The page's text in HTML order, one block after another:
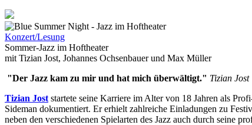
Konzert/Lesung
Sommer-Jazz im Hoftheater
mit Tizian Jost, Johannes Ochsenbauer und Max Müller
"Der Jazz kam zu mir und hat mich überwältigt." Tizian Jost
Tizian Jost startete seine Karriere im Alter von 18 Jahren als
Sideman dokumentiert. Er erhielt zahlreiche Einladungen zu
neben den verschiedenen Spielarten des Jazz auch durch seine